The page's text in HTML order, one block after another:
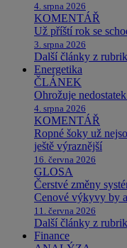
4. srpna 2026
KOMENTÁŘ
Už příští rok se
3. srpna 2026
Další články z
Energetika
ČLÁNEK
Ohrožuje
4. srpna 2026
KOMENTÁŘ
Ropné šoky už
ještě výraznější
16. června 2026
GLOSA
Čerstvé změny
Cenové výkyvy by
11. června 2026
Další články z
Finance